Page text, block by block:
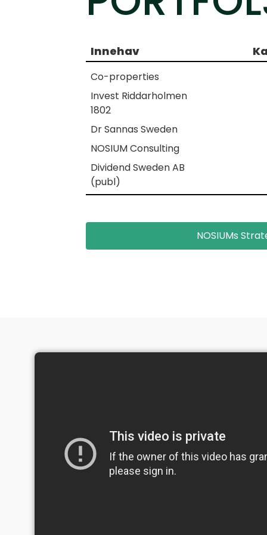
Innehav
Co-properties
Invest Riddarholmen
1802
Dr Sannas Sweden
NOSIUM Consulting
Dividend Sweden AB
(publ)
NOSIUMs